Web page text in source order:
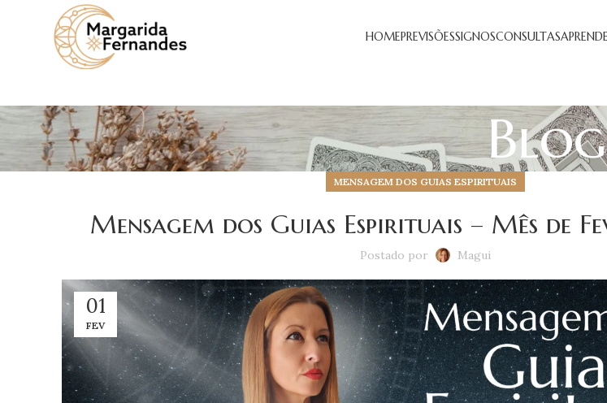
HOMEPREVISÕESSIGNOSCONSULTAS
Blog
MENSAGEM DOS GUIAS ESPIRITUAIS
Mensagem dos Guias Espirituais – Mês de
Postado por Magui
01
FEV